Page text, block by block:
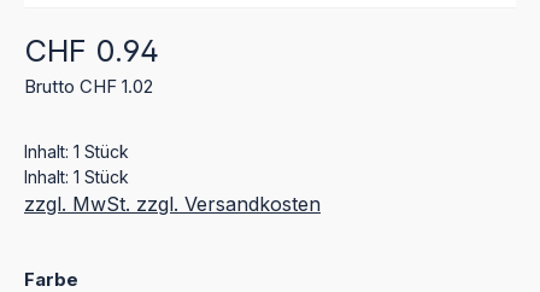
Regulärer Preis:
CHF 0.94
Brutto CHF 1.02
Inhalt: 1 Stück
Inhalt: 1 Stück
zzgl. MwSt. zzgl. Versandkosten
Farbe